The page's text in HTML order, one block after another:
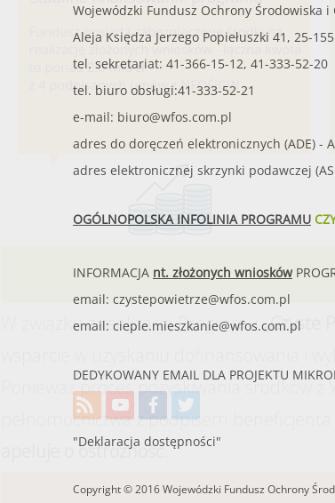
W związku z realizacją Programu„Czyste
Ponieważ proces pozyskiwania środków
pełnomocnictwa z podpisem
apeluje o ostrożność.
Wojewódzki Fundusz Ochrony Środowiska
Aleja Księdza Jerzego Popiełuszki 41, 25-
tel. sekretariat: 41-366-15-12, 41-333-52-20
tel. biuro obsługi:41-333-52-21
e-mail: biuro@wfos.com.pl
adres do doręczeń elektronicznych (ADE) -
adres elektronicznej skrzynki podawczej
OGÓLNOPOLSKA INFOLINIA PROGRAMU
INFORMACJA nt. złożonych wniosków
email: czystepowietrze@wfos.com.pl
email: cieple.mieszkanie@wfos.com.pl
DEDYKOWANY EMAIL DLA PROJEKTU
"Deklaracja dostępności"
Copyright © 2016 Wojewódzki Fundusz Ochrony